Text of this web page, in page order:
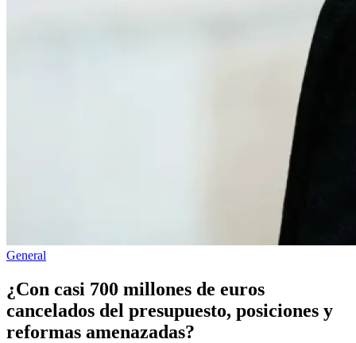
Publicado
General
¿Con casi 700 millones de euros
cancelados del presupuesto, posiciones y
reformas amenazadas?